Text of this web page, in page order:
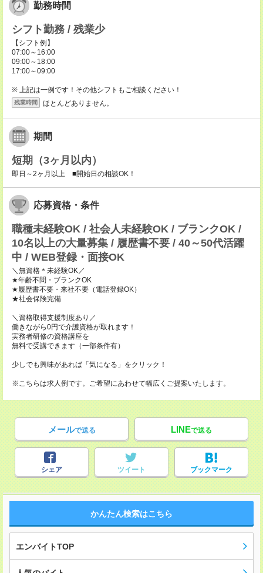
勤務時間
シフト勤務 / 残業少
【シフト例】
07:00～16:00
09:00～18:00
17:00～09:00
※ 上記は一例です！その他シフトもご相談ください！
残業時間 ほとんどありません。
期間
短期（3ヶ月以内）
即日～2ヶ月以上 ■開始日の相談OK！
応募資格・条件
職種未経験OK / 社会人未経験OK / ブランクOK /
10名以上の大量募集 / 履歴書不要 / 40～50代活躍
中 / WEB登録・面接OK
＼無資格＊未経験OK／
★年齢不問・ブランクOK
★履歴書不要・来社不要（電話登録OK）
★社会保険完備
＼資格取得支援制度あり／
働きながら0円で介護資格が取れます！
実務者研修の資格講座を
無料で受講できます（一部条件有）
少しでも興味があれば「気になる」をクリック！
※こちらは求人例です。ご希望にあわせて幅広くご提案いたします。
メールで送る LINEで送る
シェア ツイート ブックマーク
かんたん検索はこちら
エンバイトTOP